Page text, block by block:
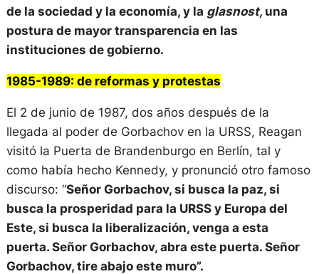
de la sociedad y la economía, y la glasnost, una
postura de mayor transparencia en las
instituciones de gobierno.
1985-1989: de reformas y protestas
El 2 de junio de 1987, dos años después de la
llegada al poder de Gorbachov en la URSS, Reagan
visitó la Puerta de Brandenburgo en Berlín, tal y
como había hecho Kennedy, y pronunció otro famoso
discurso: “Señor Gorbachov, si busca la paz, si
busca la prosperidad para la URSS y Europa del
Este, si busca la liberalización, venga a esta
puerta. Señor Gorbachov, abra este puerta. Señor
Gorbachov, tire abajo este muro”.